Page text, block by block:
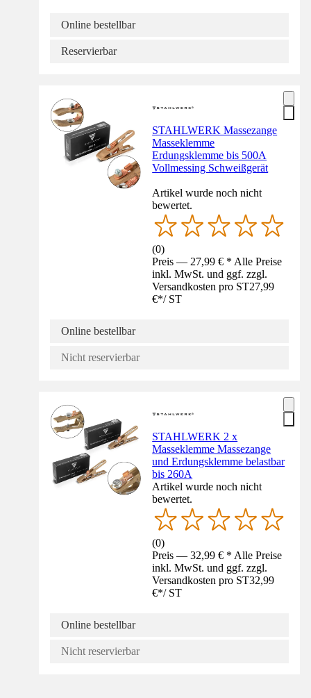
Online bestellbar
Reservierbar
STAHLWERK Massezange
Masseklemme
Erdungsklemme bis 500A
Vollmessing Schweißgerät
Artikel wurde noch nicht
bewertet.
(0)
Preis — 27,99 € * Alle Preise
inkl. MwSt. und ggf. zzgl.
Versandkosten pro ST27,99
€*/ ST
Online bestellbar
Nicht reservierbar
STAHLWERK 2 x
Masseklemme Massezange
und Erdungsklemme belastbar
bis 260A
Artikel wurde noch nicht
bewertet.
(0)
Preis — 32,99 € * Alle Preise
inkl. MwSt. und ggf. zzgl.
Versandkosten pro ST32,99
€*/ ST
Online bestellbar
Nicht reservierbar